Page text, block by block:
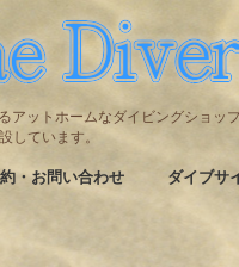
アットホームなダイビングショッ
ています。
・お問い合わせ ダイブサ